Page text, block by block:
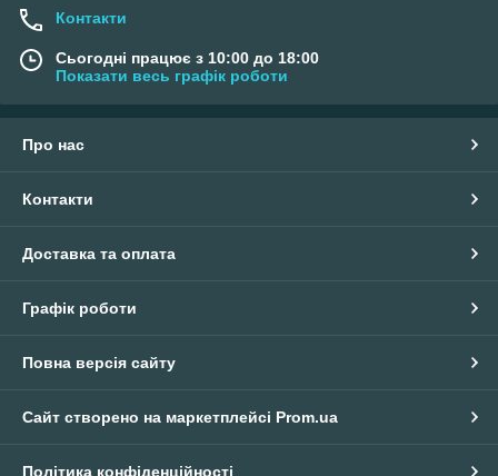
Контакти
Сьогодні працює з 10:00 до 18:00
Показати весь графік роботи
Про нас
Контакти
Доставка та оплата
Графік роботи
Повна версія сайту
Сайт створено на маркетплейсі Prom.ua
Політика конфіденційності